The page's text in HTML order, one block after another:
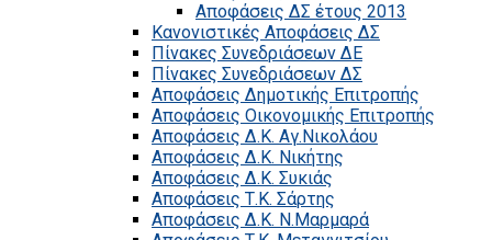
Αποφάσεις ΔΣ έτους 2013
Κανονιστικές Αποφάσεις ΔΣ
Πίνακες Συνεδριάσεων ΔΕ
Πίνακες Συνεδριάσεων ΔΣ
Αποφάσεις Δημοτικής Επιτροπής
Αποφάσεις Οικονομικής Επιτροπής
Αποφάσεις Δ.Κ. Αγ.Νικολάου
Αποφάσεις Δ.Κ. Νικήτης
Αποφάσεις Δ.Κ. Συκιάς
Αποφάσεις Τ.Κ. Σάρτης
Αποφάσεις Δ.Κ. Ν.Μαρμαρά